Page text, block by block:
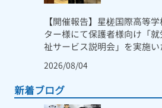
【開催報告】星槎国際高等
ター様にて保護者様向け「
祉サービス説明会」を実施
2026/08/04
新着ブログ